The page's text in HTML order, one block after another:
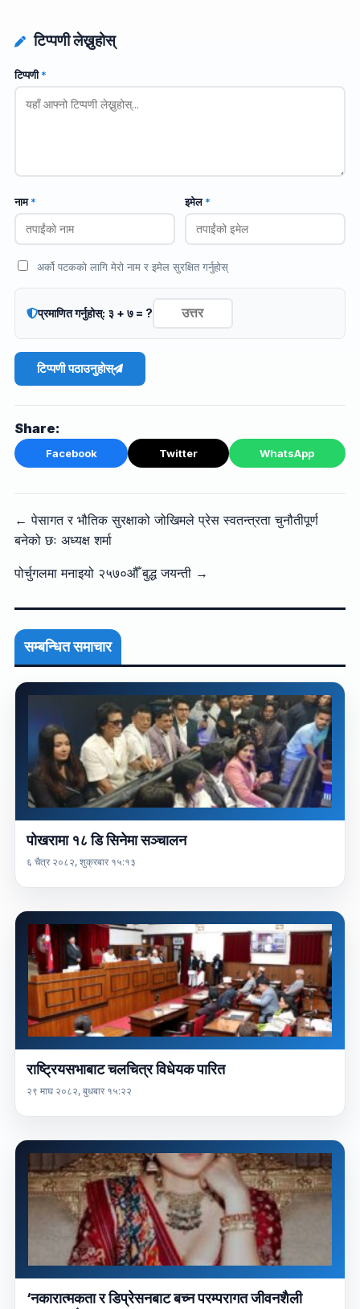
टिप्पणी लेख्नुहोस्
टिप्पणी*
नाम* इमेल*
अर्को पटकको लागि मेरो नाम र इमेल सुरक्षित गर्नुहोस्
प्रमाणित गर्नुहोस्: ३ + ७ = ?
टिप्पणी पठाउनुहोस्
Share:
Facebook Twitter WhatsApp
← पेसागत र भौतिक सुरक्षाको जोखिमले प्रेस स्वतन्त्रता चुनौतीपूर्ण
बनेको छः अध्यक्ष शर्मा
पोर्चुगलमा मनाइयो २५७०औँ बुद्ध जयन्ती →
सम्बन्धित समाचार
पोखरामा १८ डि सिनेमा सञ्चालन
६ चैत्र २०८२, शुक्रबार १५:१३
राष्ट्रियसभाबाट चलचित्र विधेयक पारित
२९ माघ २०८२, बुधबार १५:२२
‘नकारात्मकता र डिप्रेसनबाट बच्न परम्परागत जीवनशैली